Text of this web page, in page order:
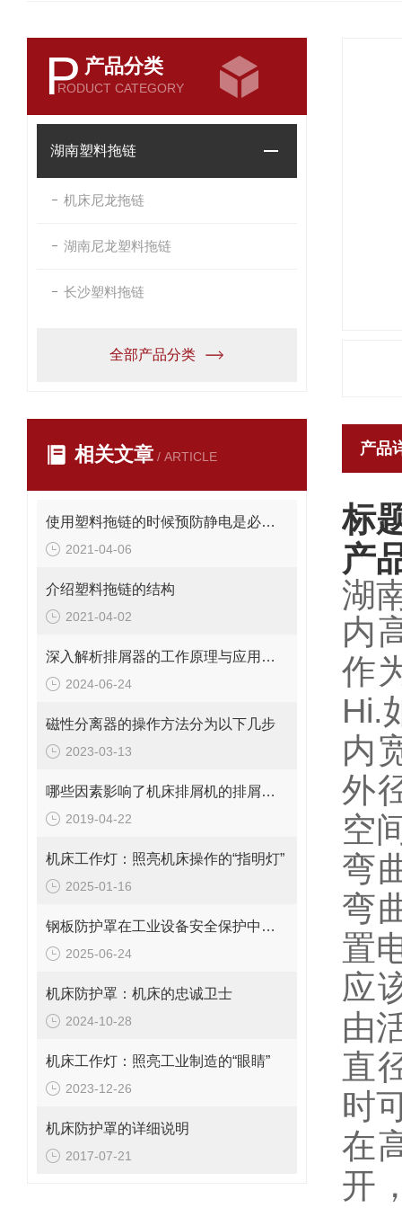
P 产品分类
RODUCT CATEGORY
湖南塑料拖链
机床尼龙拖链
湖南尼龙塑料拖链
长沙塑料拖链
全部产品分类
相关文章 / ARTICLE
使用塑料拖链的时候预防静电是必要的措施
2021-04-06
介绍塑料拖链的结构
2021-04-02
深入解析排屑器的工作原理与应用价值
2024-06-24
磁性分离器的操作方法分为以下几步
2023-03-13
哪些因素影响了机床排屑机的排屑量？
2019-04-22
机床工作灯：照亮机床操作的“指明灯”
2025-01-16
钢板防护罩在工业设备安全保护中的应用与优化
2025-06-24
机床防护罩：机床的忠诚卫士
2024-10-28
机床工作灯：照亮工业制造的“眼睛”
2023-12-26
机床防护罩的详细说明
2017-07-21
产品
标
产
湖
内
作
Hi.
内
外
空
弯
弯
置
应
由
直
时
在
开